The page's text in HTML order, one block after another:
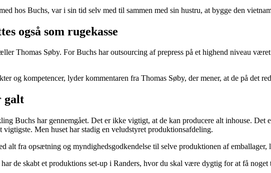
hos Buchs, var i sin tid selv med til sammen med sin hustru, at bygge den
også som rugekasse
Thomas Søby. For Buchs har outsourcing af prepress på et highend niveau
og kompetencer, lyder kommentaren fra Thomas Søby, der mener, at de på det
galt
Buchs har gennemgået. Det er ikke vigtigt, at de kan producere alt inhouse.
Men huset har stadig en veludstyret produktionsafdeling.
alt fra opsætning og myndighedsgodkendelse til selve produktionen af emballager,
de skabt et produktions set-up i Randers, hvor du skal være dygtig for at få